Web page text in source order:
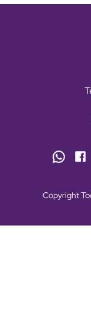
Copyright